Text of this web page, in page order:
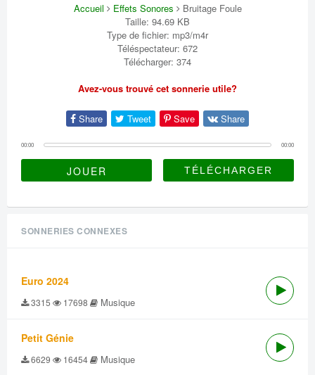
Accueil Effets Sonores
Bruitage Foule
Taille: 94.69 KB
Type de fichier: mp3/m4r
Téléspectateur: 672
Télécharger: 374
Avez-vous trouvé cet sonnerie utile?
Share Tweet Save Share
00:00 00:00
JOUER
SONNERIES CONNEXES
Euro 2024
3315 17698 Musique
Petit Génie
6629 16454 Musique